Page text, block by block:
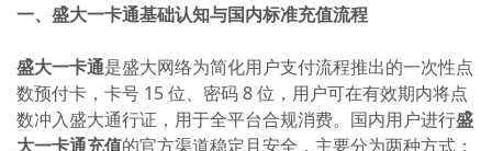
一、盛大一卡通基础认知与国内标准充值流程
盛大一卡通是盛大网络为简化用户支付流程推出的一次性点
数预付卡，卡号 15 位、密码 8 位，用户可在有效期内将点
数冲入盛大通行证，用于全平台合规消费。国内用户进行盛
大一卡通充值的官方渠道稳定且安全，主要分为两种方式：